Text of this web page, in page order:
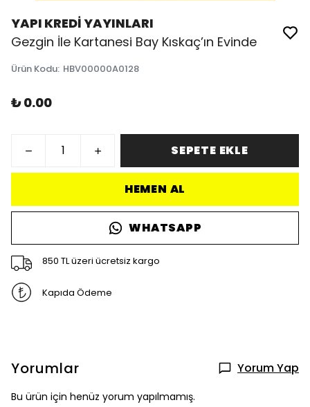
YAPI KREDİ YAYINLARI
Gezgin İle Kartanesi Bay Kıskaç’ın Evinde
Ürün Kodu: HBV00000A0128
₺ 0.00
SEPETE EKLE
HEMEN AL
WHATSAPP
850 TL üzeri ücretsiz kargo
Kapıda Ödeme
Yorumlar Yorum Yap
Bu ürün için henüz yorum yapılmamış.